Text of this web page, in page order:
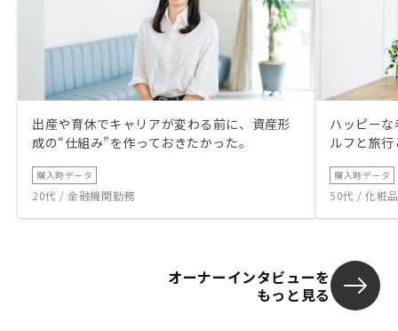
出産や育休でキャリアが変わる前に、資産形
成の“仕組み”を作っておきたかった。
購入時データ
20代 / 金融機関勤務
ハッピー
ルフと旅
購入時データ
50代 / 化粧
オーナーインタビューを
もっと見る